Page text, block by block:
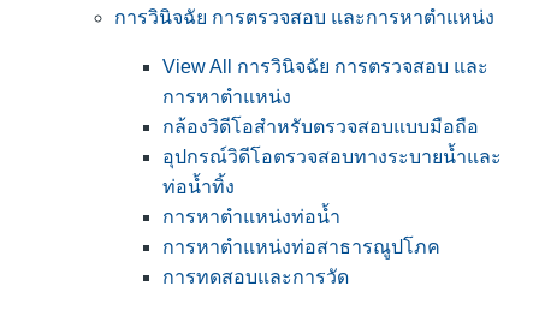
การวินิจฉัย การตรวจสอบ และการหาตำแหน่ง
View All การวินิจฉัย การตรวจสอบ และ
การหาตำแหน่ง
กล้องวิดีโอสำหรับตรวจสอบแบบมือถือ
อุปกรณ์วิดีโอตรวจสอบทางระบายน้ำและ
ท่อน้ำทิ้ง
การหาตำแหน่งท่อน้ำ
การหาตำแหน่งท่อสาธารณูปโภค
การทดสอบและการวัด